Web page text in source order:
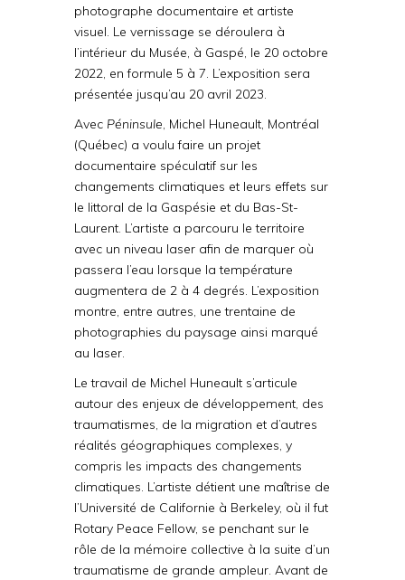
photographe documentaire et artiste
visuel. Le vernissage se déroulera à
l’intérieur du Musée, à Gaspé, le 20 octobre
2022, en formule 5 à 7. L’exposition sera
présentée jusqu’au 20 avril 2023.
Avec Péninsule, Michel Huneault, Montréal
(Québec) a voulu faire un projet
documentaire spéculatif sur les
changements climatiques et leurs effets sur
le littoral de la Gaspésie et du Bas-St-
Laurent. L’artiste a parcouru le territoire
avec un niveau laser afin de marquer où
passera l’eau lorsque la température
augmentera de 2 à 4 degrés. L’exposition
montre, entre autres, une trentaine de
photographies du paysage ainsi marqué
au laser.
Le travail de Michel Huneault s’articule
autour des enjeux de développement, des
traumatismes, de la migration et d’autres
réalités géographiques complexes, y
compris les impacts des changements
climatiques. L’artiste détient une maîtrise de
l’Université de Californie à Berkeley, où il fut
Rotary Peace Fellow, se penchant sur le
rôle de la mémoire collective à la suite d’un
traumatisme de grande ampleur. Avant de